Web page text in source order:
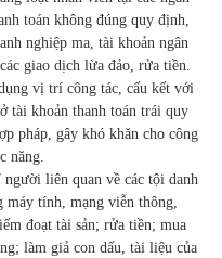
toán không đúng quy định,
nghiệp ma, tài khoản ngân
giao dịch lừa đảo, rửa tiền.
vị trí công tác, cấu kết với
tài khoản thanh toán trái quy
pháp, gây khó khăn cho công
năng.
liên quan về các tội danh
máy tính, mạng viễn thông,
đoạt tài sản; rửa tiền; mua
làm giả con dấu, tài liệu của